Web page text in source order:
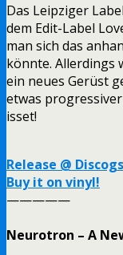
Das Leipziger
dem Edit-Label
man sich das
könnte. Allerdings
ein neues Gerüst
etwas
isset!
Release @ Discogs
Buy it on vinyl!
—————
Neurotron – A